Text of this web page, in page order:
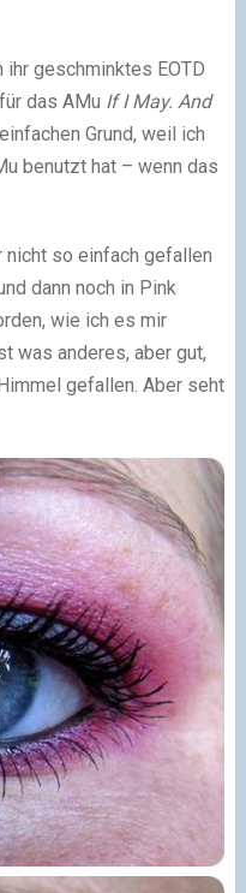
ihr geschminktes EOTD
das AMu If I May. And
Grund, weil ich
benutzt hat – wenn das
nicht so einfach gefallen
dann noch in Pink
wie ich es mir
was anderes, aber gut,
gefallen. Aber seht